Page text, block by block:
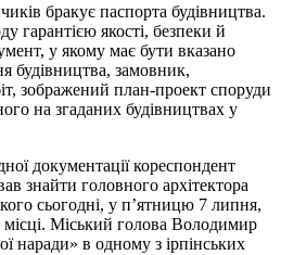
бракує паспорта будівництва.
гарантією якості, безпеки й
у якому має бути вказано
будівництва, замовник,
зображений план-проект споруди
на згаданих будівництвах у
документації кореспондент
знайти головного архітектора
сьогодні, у п’ятницю 7 липня,
Міський голова Володимир
наради» в одному з ірпінських